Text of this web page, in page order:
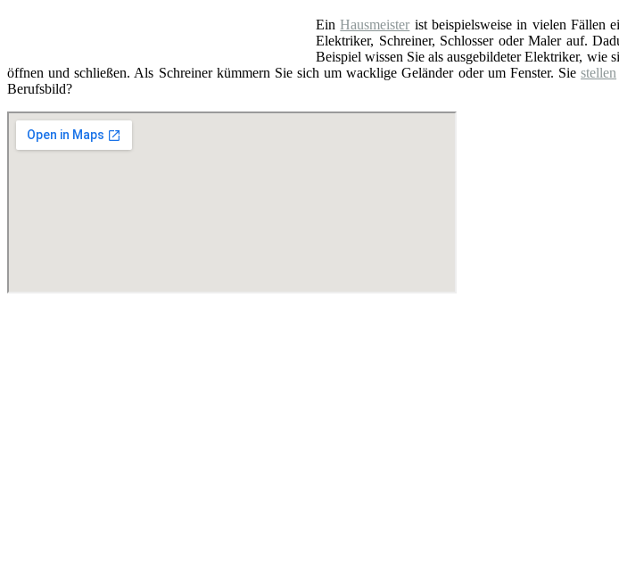
EinHausmeister ist beispielsweise in vielen Fällen
Elektriker, Schreiner, Schlosser oder Maler auf.
Beispiel wissen Sie als ausgebildeter Elektriker, wie
öffnen und schließen. Als Schreiner kümmern Sie sich um wacklige Geländer oder um Fenster. Siestellen
Berufsbild?